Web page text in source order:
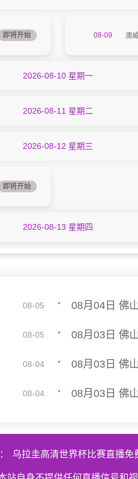
即将开始 08-09 澳
2026-08-10 星期一
2026-08-11 星期二
2026-08-12 星期三
即将开始
2026-08-13 星期四
08-05
08-05
08-04
08-04
乌拉圭高清世界杯比赛直播免